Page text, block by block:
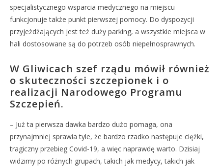
specjalistycznego wsparcia medycznego na miejscu
funkcjonuje także punkt pierwszej pomocy. Do dyspozycji
przyjeżdżających jest też duży parking, a wszystkie miejsca w
hali dostosowane są do potrzeb osób niepełnosprawnych.
W Gliwicach szef rządu mówił również
o skuteczności szczepionek i o
realizacji Narodowego Programu
Szczepień.
– Już ta pierwsza dawka bardzo dużo pomaga, ona
przynajmniej sprawia tyle, że bardzo rzadko następuje ciężki,
tragiczny przebieg Covid-19, a więc naprawdę warto. Dzisiaj
widzimy po różnych grupach, takich jak medycy, takich jak